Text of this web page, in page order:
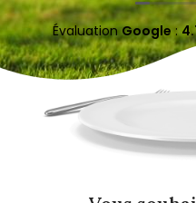
ÉvaluationGoogle :